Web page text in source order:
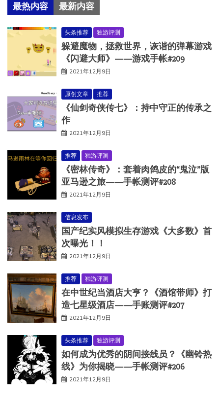
最热内容 最新内容
头条推荐 独游评测
躲避魔物，拯救世界，诙谐的弹幕游戏
《闪避大师》——游戏手帐#209
2021年12月9日
原创文章 推荐
《仙剑奇侠传七》：持中守正的传承之
作
2021年12月9日
推荐 独游评测
《密林传奇》：套着肉鸽皮的“鬼泣”版
亚马逊之旅——手帐测评#208
2021年12月9日
信息发布
国产纪实风模拟生存游戏《大多数》首
次曝光！！
2021年12月9日
推荐 独游评测
在中世纪当酒店大亨？《酒馆带师》打
造七星级酒店——手账测评#207
2021年12月9日
头条推荐 独游评测
如何成为优秀的阴间接线员？《幽铃热
线》为你揭晓——手帐测评#206
2021年12月9日